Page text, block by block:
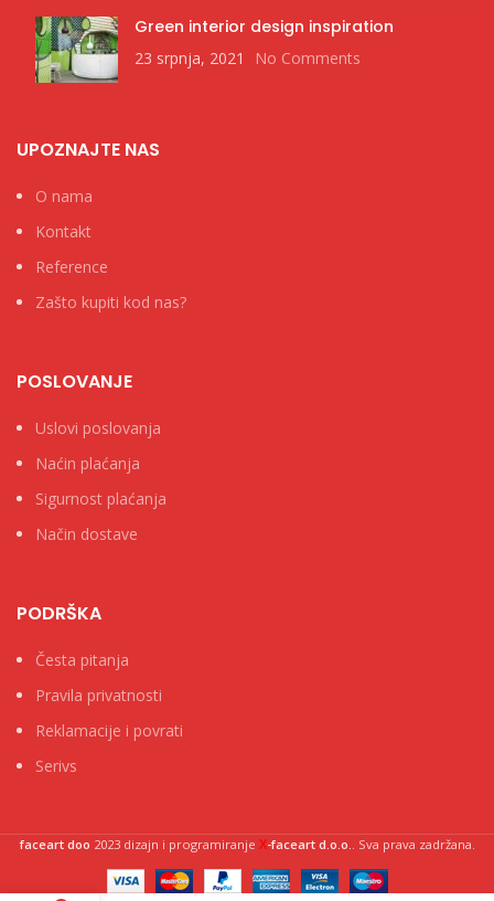
Green interior design inspiration
23 srpnja, 2021 No Comments
UPOZNAJTE NAS
O nama
Kontakt
Reference
Zašto kupiti kod nas?
POSLOVANJE
Uslovi poslovanja
Naćin plaćanja
Sigurnost plaćanja
Način dostave
PODRŠKA
Česta pitanja
Pravila privatnosti
Reklamacije i povrati
Serivs
faceart doo 2023 dizajn i programiranje X-faceart d.o.o.. Sva prava zadržana.